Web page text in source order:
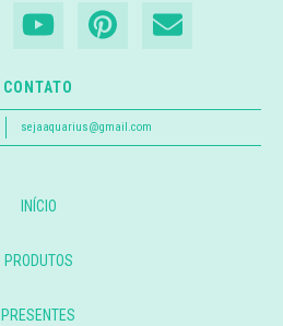
CONTATO
sejaaquarius@gmail.com
INÍCIO
PRODUTOS
PRESENTES